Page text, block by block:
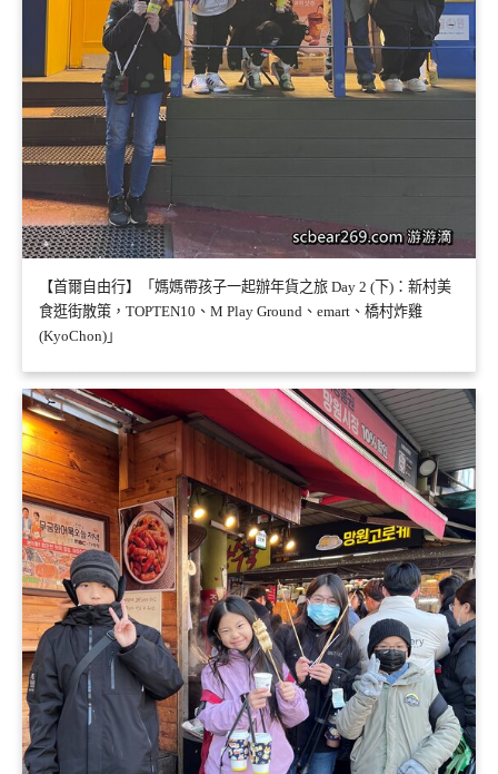
【首爾自由行】「媽媽帶孩子一起辦年貨之旅 Day 2 (下)：新村美
食逛街散策，TOPTEN10、M Play Ground、emart、橋村炸雞
(KyoChon)」